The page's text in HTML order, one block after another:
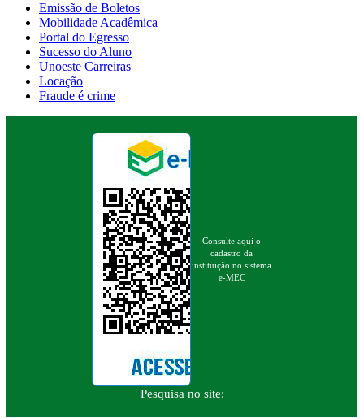
Emissão de Boletos
Mobilidade Acadêmica
Portal do Egresso
Sucesso do Aluno
Unoeste Carreiras
Locação
Fraude é crime
Consulte aqui o
cadastro da
instituição no sistema
e-MEC
Pesquisa no site: